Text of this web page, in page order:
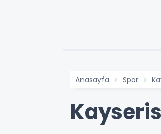
Anasayfa Spor